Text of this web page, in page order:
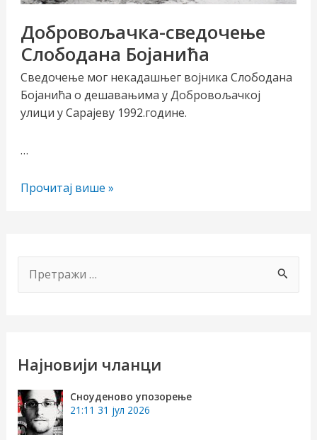
Добровољачка-сведочење
Слободана Бојанића
Сведочење мог некадашњег војника Слободана
Бојанића о дешавањима у Добровољачкој
улици у Сарајеву 1992.године.
…
Добровољачка-
Прочитај више »
р
р
г
а
Најновији чланци
Сноуденово упозорење
21:11 31 јул 2026